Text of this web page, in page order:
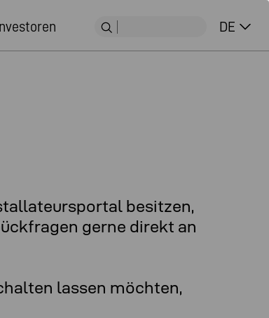
DE
besitzen,
gerne direkt an
lassen möchten,